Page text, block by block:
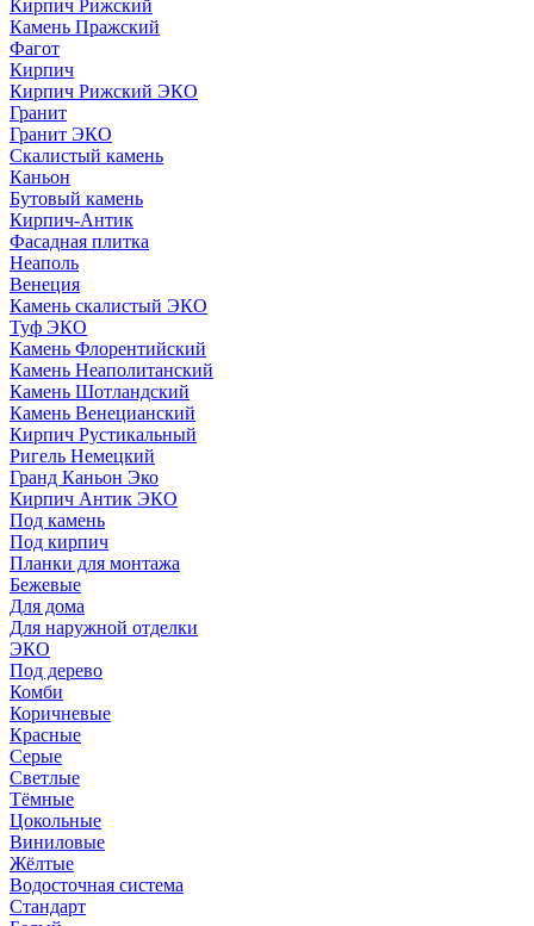
Кирпич Рижский
Камень Пражский
Фагот
Кирпич
Кирпич Рижский ЭКО
Гранит
Гранит ЭКО
Скалистый камень
Каньон
Бутовый камень
Кирпич-Антик
Фасадная плитка
Неаполь
Венеция
Камень скалистый ЭКО
Туф ЭКО
Камень Флорентийский
Камень Неаполитанский
Камень Шотландский
Камень Венецианский
Кирпич Рустикальный
Ригель Немецкий
Гранд Каньон Эко
Кирпич Антик ЭКО
Под камень
Под кирпич
Планки для монтажа
Бежевые
Для дома
Для наружной отделки
ЭКO
Под дерево
Комби
Коричневые
Красные
Серые
Светлые
Тёмные
Цокольные
Виниловые
Жёлтые
Водосточная система
Стандарт